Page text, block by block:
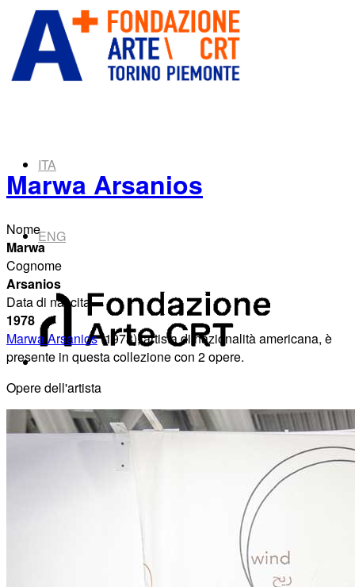
ITA
ENG
Home
Marwa Arsanios
Nome
Marwa
Cognome
Arsanios
Data di nascita
1978
Marwa Arsanios(1978), artista di nazionalità americana, è
presente in questa collezione con 2 opere.
Opere dell'artista